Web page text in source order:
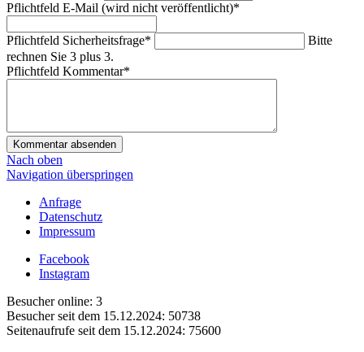
Pflichtfeld E-Mail (wird nicht veröffentlicht)*
Pflichtfeld Sicherheitsfrage*
Bitte
rechnen Sie 3 plus 3.
Pflichtfeld Kommentar*
Kommentar absenden
Nach oben
Navigation überspringen
Anfrage
Datenschutz
Impressum
Facebook
Instagram
Besucher online: 3
Besucher seit dem 15.12.2024: 50738
Seitenaufrufe seit dem 15.12.2024: 75600